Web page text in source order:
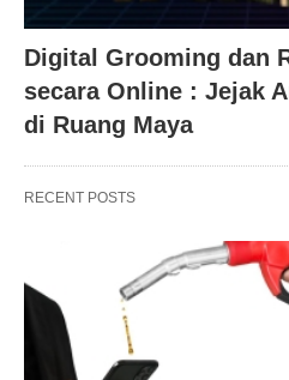
Digital Grooming dan
secara Online : Jejak
di Ruang Maya
RECENT POSTS